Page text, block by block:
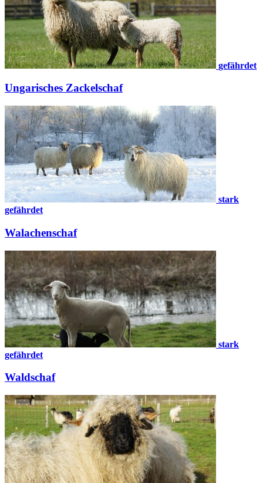
gefährdet
Ungarisches Zackelschaf
stark
gefährdet
Walachenschaf
stark
gefährdet
Waldschaf